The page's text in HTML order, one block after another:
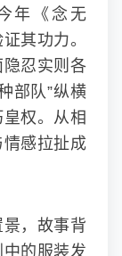
年《念无
其功力。
隐忍实则各
部队”纵横
权。从相
感拉扯成
，故事背
的服装发